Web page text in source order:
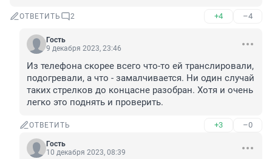
ОТВЕТИТЬ 2 +4 –4
Гость
9 декабря 2023, 23:46
Из телефона скорее всего что-то ей транслировали,
подогревали, а что - замалчивается. Ни один случай
таких стрелков до концасне разобран. Хотя и очень
легко это поднять и проверить.
ОТВЕТИТЬ +3 –0
Гость
10 декабря 2023, 08:39